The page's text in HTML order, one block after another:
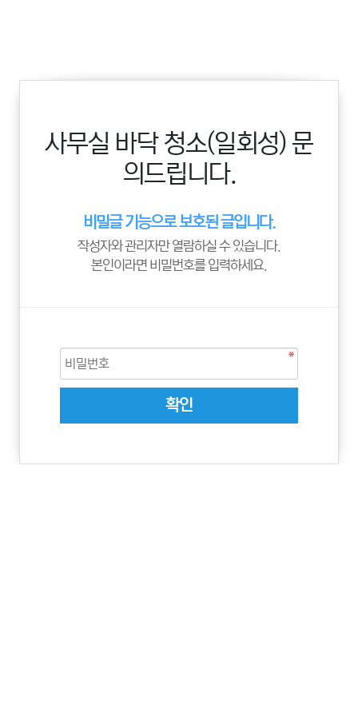
사무실 바닥 청소(일회성) 문
의드립니다.
비밀글 기능으로 보호된 글입니다.
작성자와 관리자만 열람하실 수 있습니다.
본인이라면 비밀번호를 입력하세요.